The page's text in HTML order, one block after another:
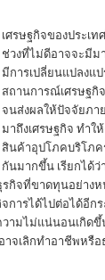
เศรษฐกิจของประเ
ช่วงที่ไม่ดีอาจจะมีม
มีการเปลี่ยนแปลงแ
สถานการณ์เศรษฐกิ
จนส่งผลให้ปัจจัยภา
มาถึงเศรษฐกิจ ทำ
สินค้าอุปโภคบริโภ
กันมากขึ้น เรียกได้ว่
กิจที่ขาดทุนอย่าง
การได้ไปต่อได้อีก
วามไม่แน่นอนเกิด
าจเลิกทำอาชีพหรื